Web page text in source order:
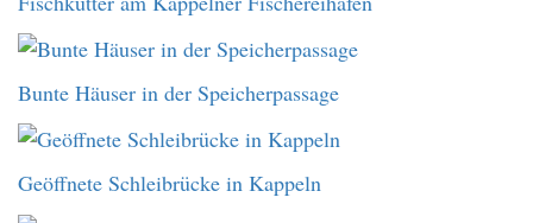
Bunte Häuser in der Speicherpassage
Geöffnete Schleibrücke in Kappeln